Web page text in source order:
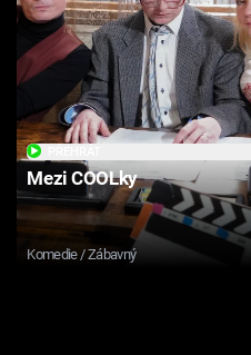
Mezi COOLky
Komedie / Zábavný